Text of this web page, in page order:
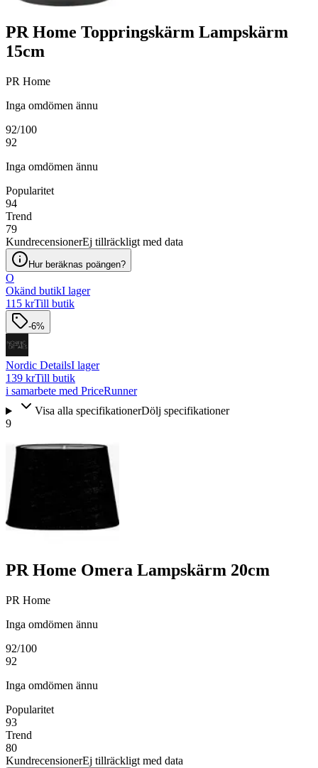
PR Home Toppringskärm Lampskärm
15cm
PR Home
Inga omdömen ännu
92/100
92
Inga omdömen ännu
Popularitet
94
Trend
79
KundrecensionerEj tillräckligt med data
Hur beräknas poängen?
O
Okänd butikI lager
115 krTill butik
-6%
Nordic DetailsI lager
139 krTill butik
i samarbete med PriceRunner
Visa alla specifikationerDölj specifikationer
9
PR Home Omera Lampskärm 20cm
PR Home
Inga omdömen ännu
92/100
92
Inga omdömen ännu
Popularitet
93
Trend
80
KundrecensionerEj tillräckligt med data